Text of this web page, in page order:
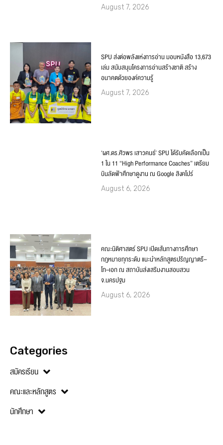
August 7, 2026
SPU ส่งต่อพลังแห่งการอ่าน มอบหนังสือ 13,673
เล่ม สนับสนุนโครงการอ่านสร้างชาติ สร้าง
อนาคตด้วยองค์ความรู้
August 7, 2026
‘ผศ.ดร.ศิวพร เสาวคนธ์’ SPU ได้รับคัดเลือกเป็น
1 ใน 11 “High Performance Coaches” เตรียม
บินลัดฟ้าศึกษาดูงาน ณ Google สิงคโปร์
August 6, 2026
คณะนิติศาสตร์ SPU เปิดเส้นทางการศึกษา
กฎหมายทุกระดับ แนะนำหลักสูตรปริญญาตรี–
โท–เอก ณ สถาบันส่งเสริมงานสอบสวน
จ.นครปฐม
August 6, 2026
Categories
สมัครเรียน
คณะและหลักสูตร
นักศึกษา